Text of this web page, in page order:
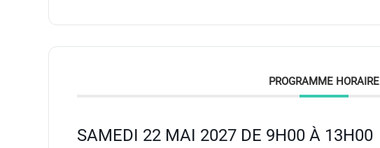
PROGRAMME HORAIRE
SAMEDI 22 MAI 2027 DE 9H00 À 13H00